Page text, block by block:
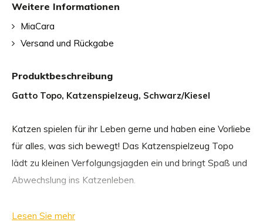
Produktbeschreibung
Gatto Topo, Katzenspielzeug, Schwarz/Kiesel
Katzen spielen für ihr Leben gerne und haben eine Vorliebe
für alles, was sich bewegt! Das Katzenspielzeug Topo
lädt zu kleinen Verfolgungsjagden ein und bringt Spaß und
Abwechslung ins Katzenleben.
Topo zeichnet sich besonders durch die Natürlichkeit der
Lesen Sie mehr
Weitere Informationen
MiaCara
Versand und Rückgabe